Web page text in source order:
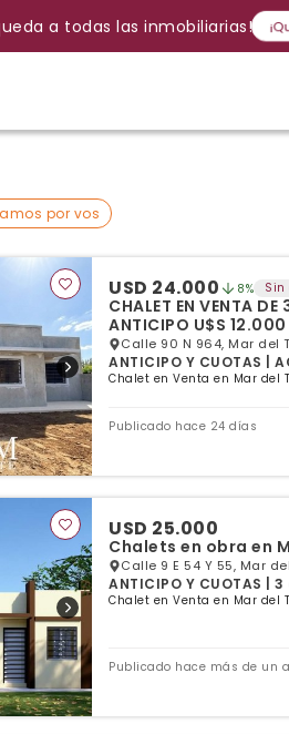
a todas las inmobiliarias!
Si, eliminar
Gracias
por vos
USD 24.000 8% Sin
CHALET EN VENTA DE
ANTICIPO U$S
Calle 90 N 964, Mar del
ANTICIPO Y CUOTAS |
Chalet en Venta en Mar del
Publicado hace 24 días
USD 25.000
Chalets en obra en
Calle 9 E 54 Y 55, Mar
ANTICIPO Y CUOTAS
Chalet en Venta en Mar del
Publicado hace más de un